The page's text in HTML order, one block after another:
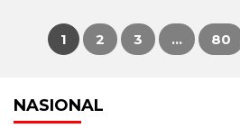
Paginasi
pos
1 2 3 … 80
NASIONAL